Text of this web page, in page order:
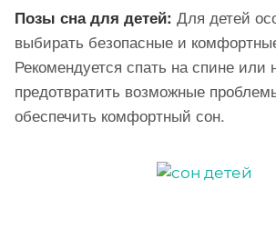
Позы сна для детей: Для детей
выбирать безопасные и
Рекомендуется спать на спине или
предотвратить возможные
обеспечить комфортный сон.